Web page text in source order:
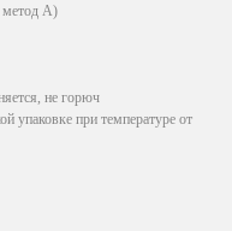
А)
не горюч
упаковке при температуре от